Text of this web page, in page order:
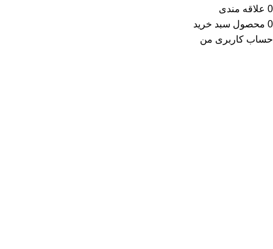
0 علاقه مندی
0 محصول سبد خرید
حساب کاربری من